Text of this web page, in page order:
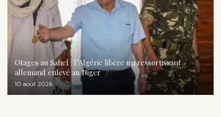
Otages au Sahel : l’Algérie libère un ressortissant
allemand enlevé au Niger
10 août 2026